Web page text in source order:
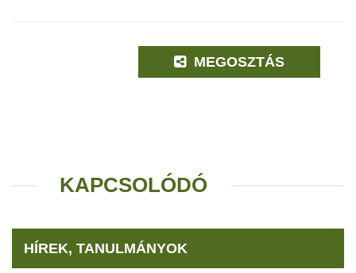
MEGOSZTÁS
KAPCSOLÓDÓ
HÍREK, TANULMÁNYOK